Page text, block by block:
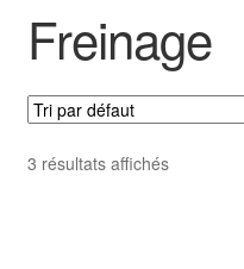
Mercedes
Porsche
Volkswagen
Freinage
3 résultats affichés